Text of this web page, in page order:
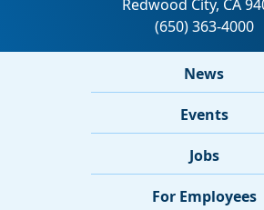
News
Events
Jobs
For Employees